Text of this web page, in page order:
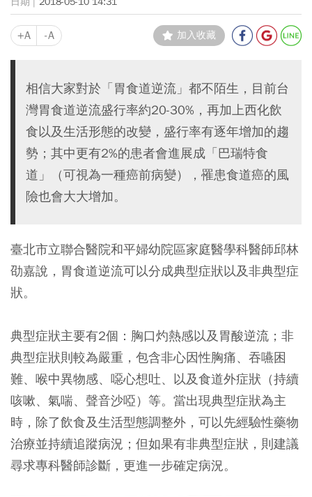
+A -A 加入收藏
相信大家對於「胃食道逆流」都不陌生，目前台
灣胃食道逆流盛行率約20-30%，再加上西化飲
食以及生活形態的改變，盛行率有逐年增加的趨
勢；其中更有2%的患者會進展成「巴瑞特食
道」（可視為一種癌前病變），罹患食道癌的風
險也會大大增加。
臺北市立聯合醫院和平婦幼院區家庭醫學科醫師邱林
劭嘉說，胃食道逆流可以分成典型症狀以及非典型症
狀。
典型症狀主要有2個： 胸口灼熱感以及 胃酸逆流 ；非
典型症狀則較為嚴重，包含非心因性胸痛、 吞嚥困
難、 喉中異物感、 噁心想吐、以及食道外症狀（持續
咳嗽、氣喘、聲音沙啞） 等。當出現典型症狀為主
時，除了飲食及生活型態調整外，可以先經驗性藥物
治療並持續追蹤病況；但如果有非典型症狀，則建議
尋求專科醫師診斷，更進一步確定病況。